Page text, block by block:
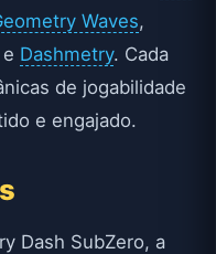
Waves,
e Dashmetry. Cada
de jogabilidade
e engajado.
Dash SubZero, a